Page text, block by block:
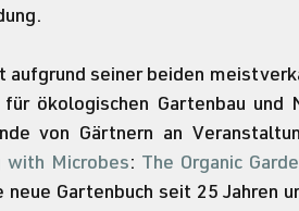
seiner beiden
ökologischen Gartenbau und
von Gärtnern an
with Microbes: The Organic
neue Gartenbuch seit 25 Jahren